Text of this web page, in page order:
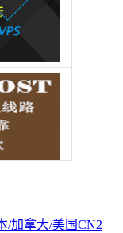
/加拿大/美国CN2